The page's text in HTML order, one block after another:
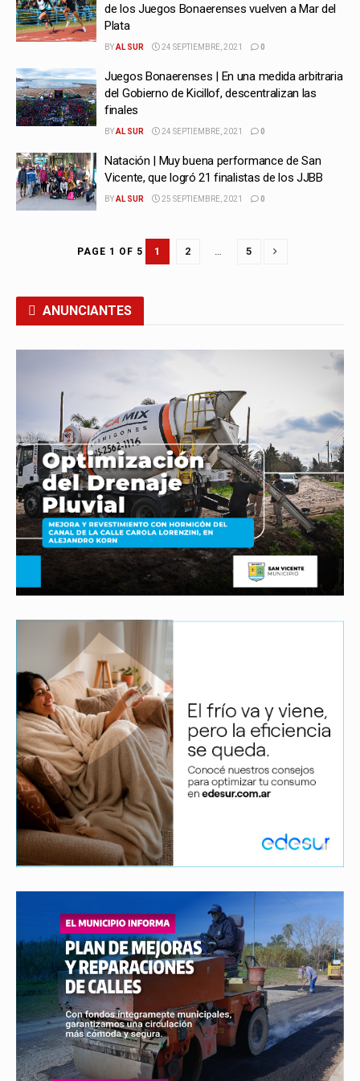
de los Juegos Bonaerenses vuelven a Mar del
Plata
BYAL SUR 24 SEPTIEMBRE, 2021 0
Juegos Bonaerenses | En una medida arbitraria
del Gobierno de Kicillof, descentralizan las
finales
BYAL SUR 24 SEPTIEMBRE, 2021 0
Natación | Muy buena performance de San
Vicente, que logró 21 finalistas de los JJBB
BYAL SUR 25 SEPTIEMBRE, 2021 0
PAGE 1 OF 5 1 2 5
ANUNCIANTES